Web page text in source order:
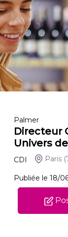
Palmer
Directeur
Univers
CDI Paris
Publiée le 18/